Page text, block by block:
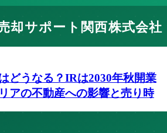
どうなる？IRは2030年秋開業
アの不動産への影響と売り時